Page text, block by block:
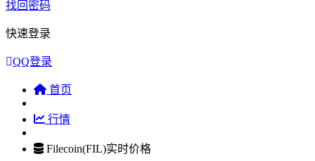
找回密码
快速登录
QQ登录
首页
行情
Filecoin(FIL)实时价格